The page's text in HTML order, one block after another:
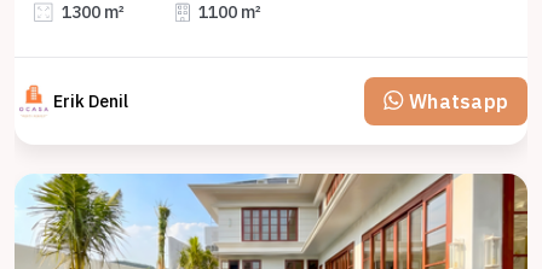
1300 m² 1100 m²
Erik Denil Whatsapp